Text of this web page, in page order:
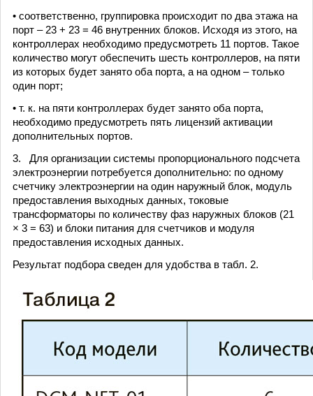
• соответственно, группировка происходит по два этажа на
порт – 23 + 23 = 46 внутренних блоков. Исходя из этого, на
контроллерах необходимо предусмотреть 11 портов. Такое
количество могут обеспечить шесть контроллеров, на пяти
из которых будет занято оба порта, а на одном – только
один порт;
• т. к. на пяти контроллерах будет занято оба порта,
необходимо предусмотреть пять лицензий активации
дополнительных портов.
3. Для организации системы пропорционального подсчета
электроэнергии потребуется дополнительно: по одному
счетчику электроэнергии на один наружный блок, модуль
предоставления выходных данных, токовые
трансформаторы по количеству фаз наружных блоков (21
× 3 = 63) и блоки питания для счетчиков и модуля
предоставления исходных данных.
Результат подбора сведен для удобства в табл. 2.